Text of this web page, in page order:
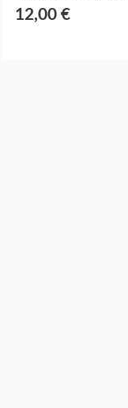
12,00 €